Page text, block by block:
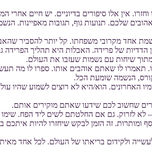
אלו סיפורים בדיוניים. יש חיים אחרי
שלכם. תנועות גוף, תגובות מאפיינות.
מקרובי משפחתו. קל יותר להסביר
של פרידה. האבלות היא תהליך הפרידה
שיחות עם נשמות שעזבו את העולם.
לו שאתם אוהבים אותו. ספרו לו מה
הנשמה שומעת הכל.
האחרונים. הוא/היא לא רוצים לשמוע שהיו
שחשוב לכם שידעו שאתם מוקירים אותם.
לזרוק. גם אם החלטתם לשים ליד הפח.
ומותרות. זה הזמן לבקש שיחזרו להיות
ולקידום בריאתו של העולם. לכל אחד